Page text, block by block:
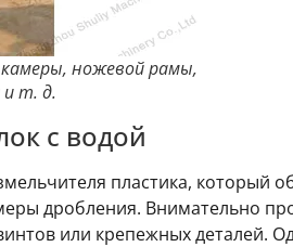
камеры, ножевой рамы,
и т. д.
с водой
пластика, который
дробления. Внимательно
или крепежных деталей.